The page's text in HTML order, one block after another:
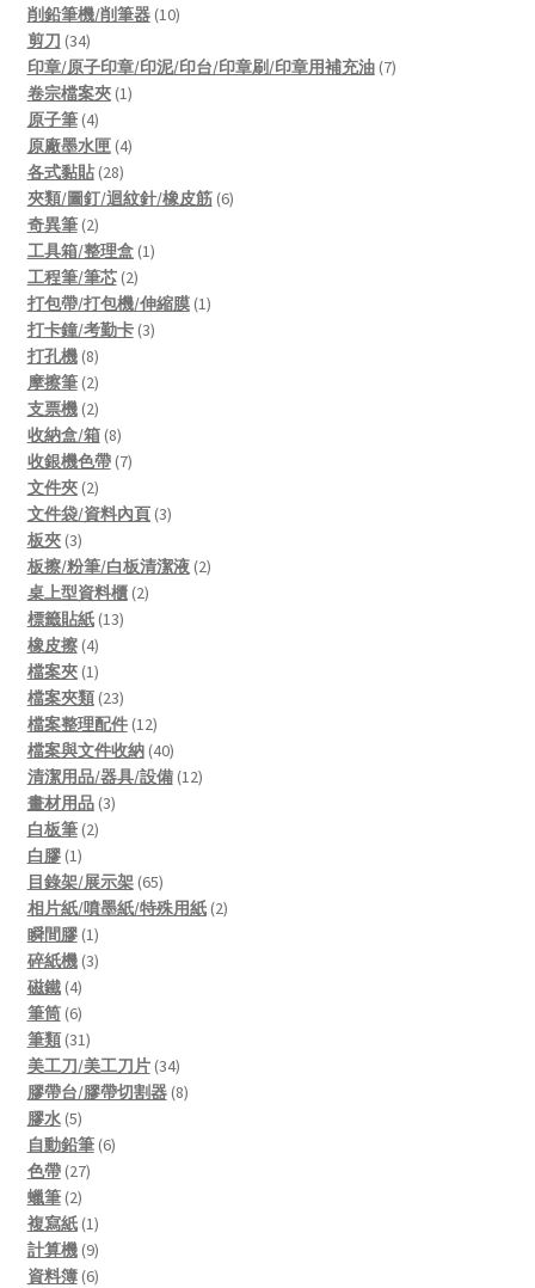
products
削鉛筆機/削筆器 1010
剪刀 3434
products
印章/原子印章/印泥/印台/印章刷/印章用補充油 77
卷宗檔案夾 11
原子筆 44
products
原廠墨水匣 44
各式黏貼 2828
products
夾類/圖釘/迴紋針/橡皮筋 66
奇異筆 22
products
工具箱/整理盒 11
工程筆/筆芯 22
products
打包帶/打包機/伸縮膜 11
打卡鐘/考勤卡 33
打孔機 88
products
摩擦筆 22
products
支票機 22
products
收納盒/箱 88
products
收銀機色帶 77
文件夾 22
products
文件袋/資料內頁 33
板夾 33
products
板擦/粉筆/白板清潔液 22
桌上型資料櫃 22
標籤貼紙 1313
橡皮擦 44
products
檔案夾 11
product
檔案夾類 2323
products
檔案整理配件 1212
products
檔案與文件收納 4040
products
清潔用品/器具/設備 1212
畫材用品 33
白板筆 22
白膠 11
product
目錄架/展示架 6565
products
相片紙/噴墨紙/特殊用紙 22
瞬間膠 11
product
碎紙機 33
磁鐵 44
products
筆筒 66
products
筆類 3131
products
美工刀/美工刀片 3434
products
膠帶台/膠帶切割器 88
膠水 55
products
自動鉛筆 66
色帶 2727
蠟筆 22
products
複寫紙 11
product
計算機 99
products
資料簿 66